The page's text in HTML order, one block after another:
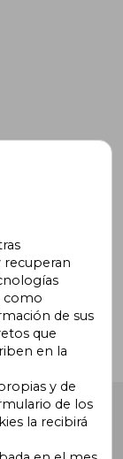
recuperan
como
de sus
que
en la
y de
de los
la recibirá